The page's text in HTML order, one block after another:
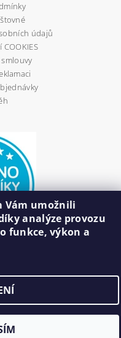
údajů
práva vyhrazena
Vám umožnili
analýze provozu
funkce, výkon a